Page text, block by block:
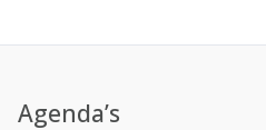
Agenda’s